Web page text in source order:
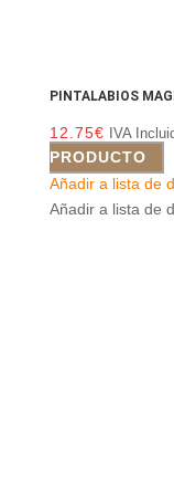
PINTALABIOS
12.75€ IVA
PRODUCTO
Añadir a lista de
Añadir a lista de